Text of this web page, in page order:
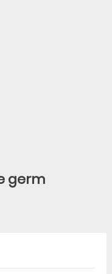
germ